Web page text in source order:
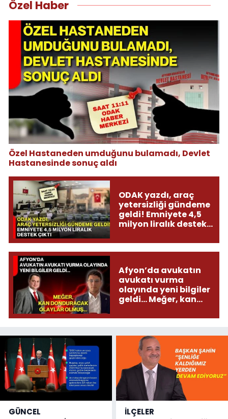
Özel Haber
Özel Hastaneden umduğunu bulamadı, Devlet
Hastanesinde sonuç aldı
ODAK yazdı, araç
yetersizliği gündeme
geldi! Emniyete 4,5
milyon liralık destek
Afyon’da avukatın
avukatı vurma
olayında yeni bilgiler
geldi... Meğer, kan
olmuş...
GÜNCEL İLÇELER